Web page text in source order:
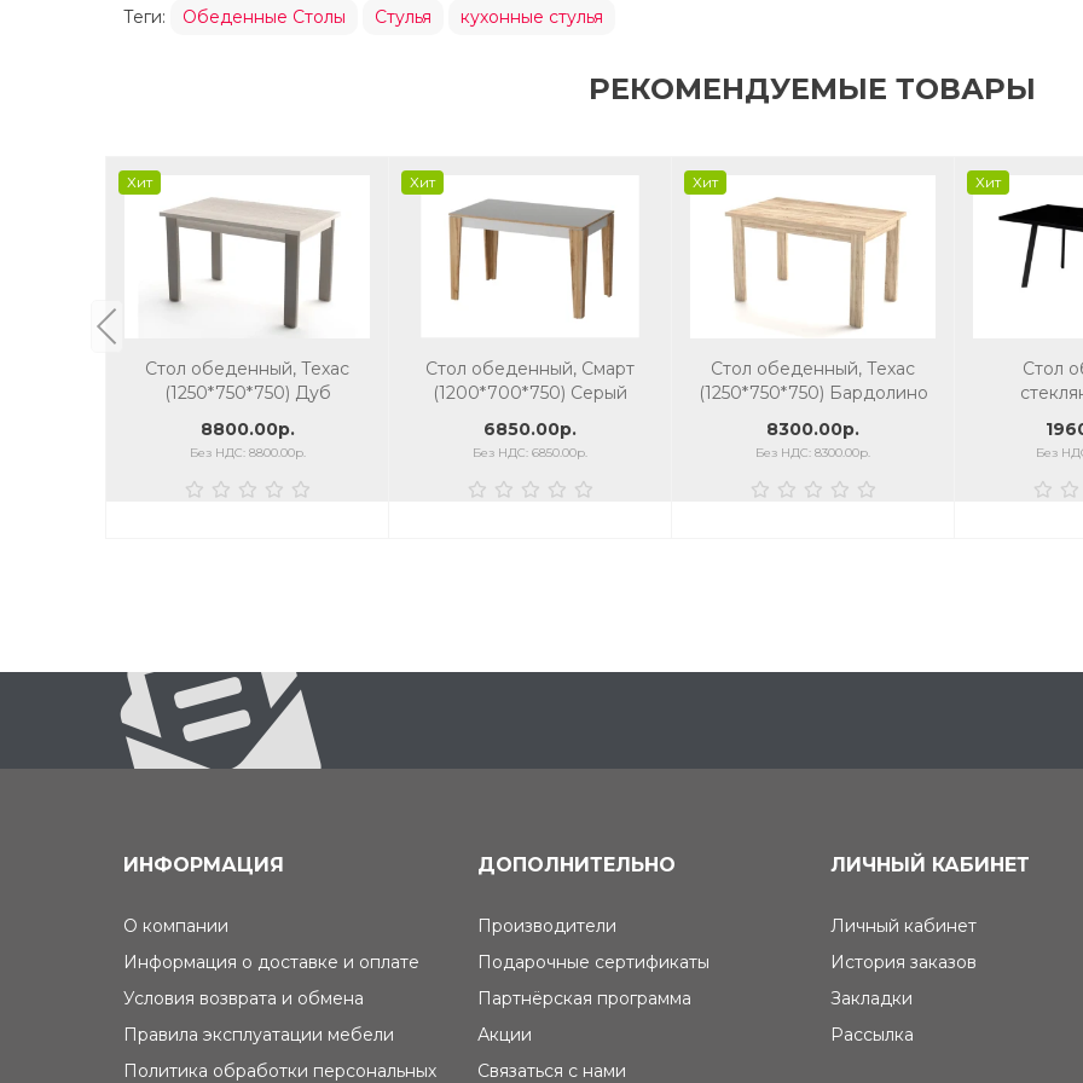
Теги: Обеденные Столы Стулья кухонные стулья
РЕКОМЕНДУЕМЫЕ ТОВАРЫ
Хит
Стол обеденный, Техас
(1250*750*750) Дуб
камень
8800.00р.
Без НДС: 8800.00р.
Хит
Стол обеденный, Смарт
(1200*700*750) Серый
6850.00р.
Без НДС: 6850.00р.
Хит
Стол обеденный, Техас
(1250*750*750) Бардолино
8300.00р.
Без НДС: 8300.00р.
Хит
Стол
стекло/
Без
ИНФОРМАЦИЯ
О компании
Информация о доставке и оплате
Условия возврата и обмена
Правила эксплуатации мебели
Политика обработки персональных
ДОПОЛНИТЕЛЬНО
Производители
Подарочные сертификаты
Партнёрская программа
Акции
Связаться с нами
ЛИЧНЫЙ КАБИНЕТ
Личный кабинет
История заказов
Закладки
Рассылка